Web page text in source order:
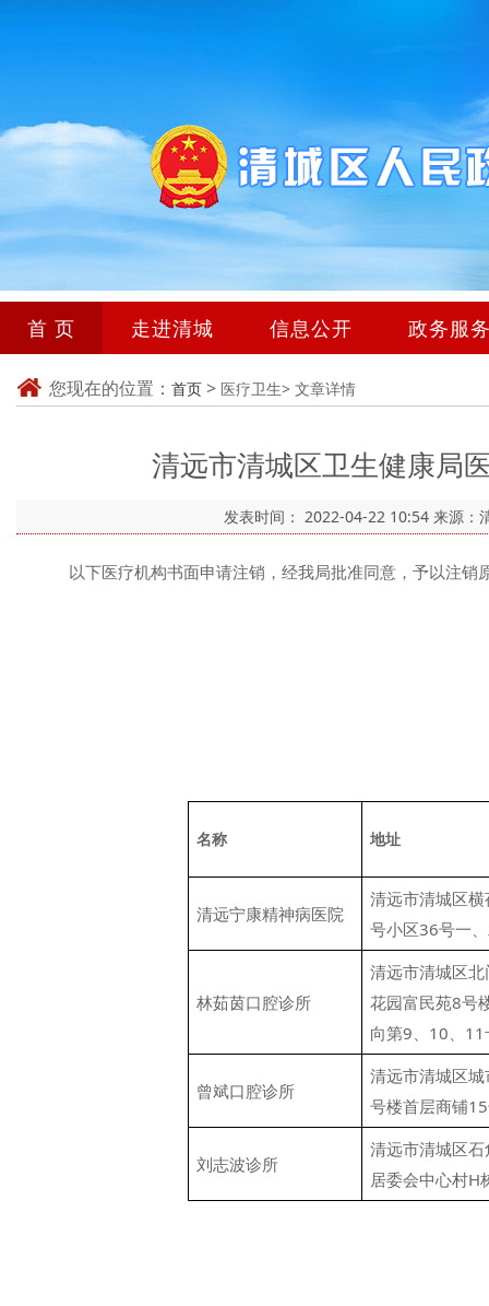
首 页 走进清城 信息公开 政务服
您现在的位置： 首页 > 医疗卫生> 文章详情
清远市清城区卫生健康局
发表时间： 2022-04-22 10:54 来源
以下医疗机构书面申请注销，经我局批准同意，予以注销
名称 地址
清远宁康精神病医院
清远市清城区
号小区36号一
林茹茵口腔诊所
清远市清城区
花园富民苑8号
向第9、10、11
曾斌口腔诊所
清远市清城区
号楼首层商铺
刘志波诊所
清远市清城区
居委会中心村H